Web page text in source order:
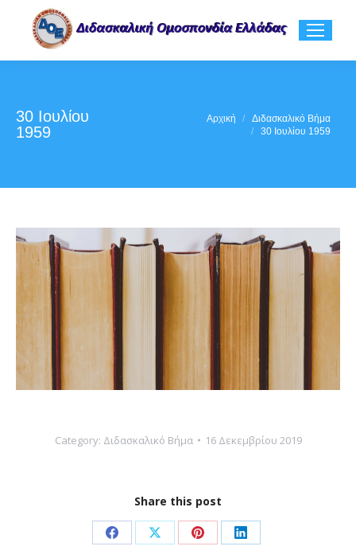
30 Ιουλίου
1959
Αρχική
Διδασκαλικό Βήμα
30 Ιουλίου 1959
Category: Διδασκαλικό Βήμα 16 Δεκεμβρίου 2019
Share this post
Share Share Share Share